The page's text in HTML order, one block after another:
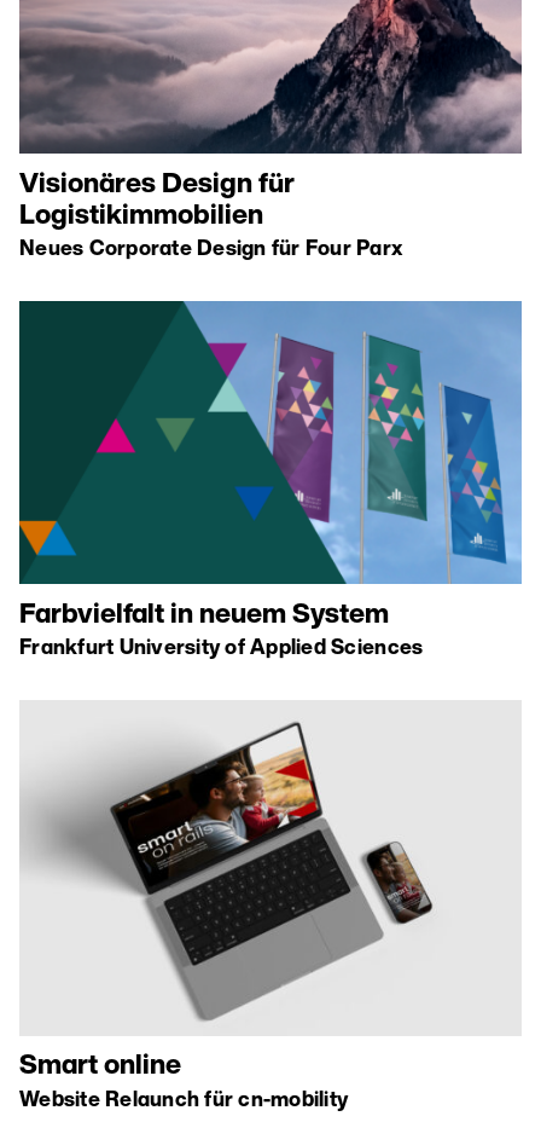
Visionäres Design für
Logistikimmobilien
Neues Corporate Design für Four Parx
Farbvielfalt in neuem System
Frankfurt University of Applied Sciences
Smart online
Website Relaunch für cn-mobility